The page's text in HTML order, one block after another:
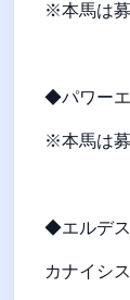
※本馬は募
◆パワーエ
※本馬は募
◆エルデス
カナイシ